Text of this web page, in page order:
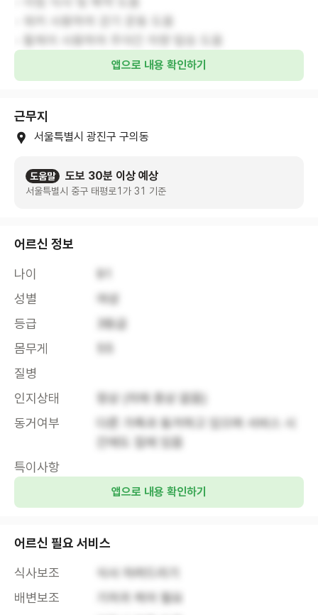
앱으로 내용 확인하기
근무지
서울특별시 광진구 구의동
도움말 도보 30분 이상 예상
서울특별시 중구 태평로1가 31 기준
어르신 정보
나이
성별
여성
등급
3등급
몸무게
질병
인지상태
정상 (치매 증상 없음)
동거여부
다른 가족과 동거하고 있으며 서비스 시
간에도 집에 있음
특이사항
앱으로 내용 확인하기
어르신 필요 서비스
식사보조
식사 차려드리기
배변보조
기저귀 케어 필요